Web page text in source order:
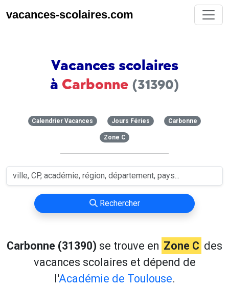
vacances-scolaires.com
Vacances scolaires
à Carbonne (31390)
Calendrier Vacances Jours Féries Carbonne
Zone C
Rechercher
Carbonne (31390) se trouve en Zone C des
vacances scolaires et dépend de
l'Académie de Toulouse.